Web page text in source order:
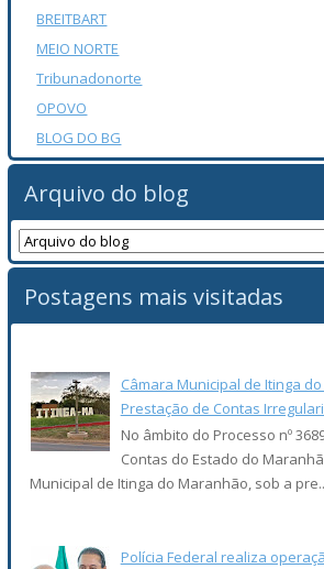
BREITBART
MEIO NORTE
Tribunadonorte
OPOVO
BLOG DO BG
Arquivo do blog
Postagens mais visitadas
Câmara Municipal de Itinga
Prestação de Contas
No âmbito do Processo nº
Contas do Estado do
Municipal de Itinga do Maranhão, sob a
Polícia Federal realiza